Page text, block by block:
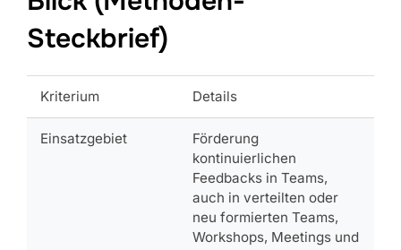
Steckbrief)
Kriterium Details
Einsatzgebiet
Förderung
kontinuierlichen
Feedbacks in Teams,
auch in verteilten oder
neu formierten Teams,
Workshops, Meetings und